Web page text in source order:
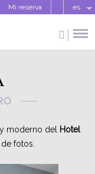
Mi reserva es
moderno del
Hotel
fotos.